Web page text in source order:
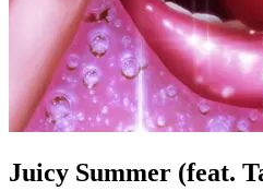
Juicy Summer (feat.